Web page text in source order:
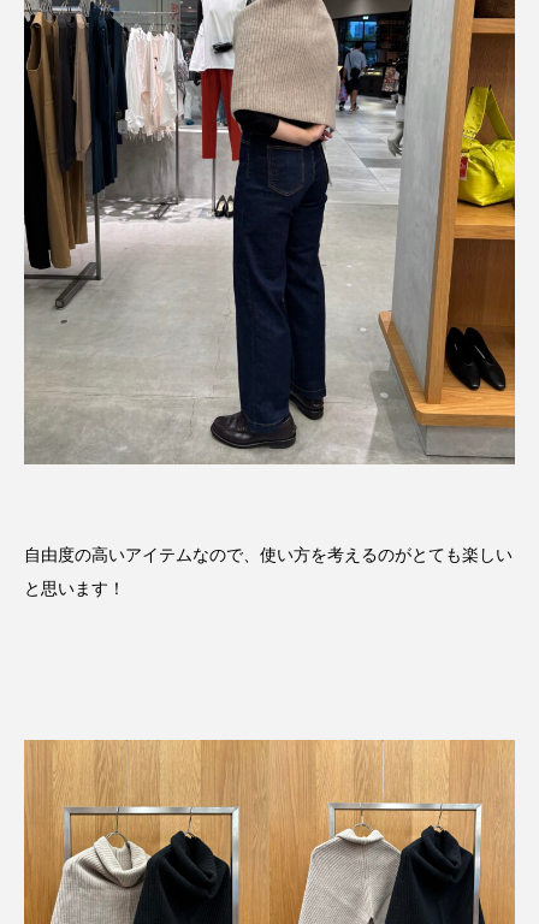
自由度の高いアイテムなので、使い方を考えるのがとても楽しい
と思います！